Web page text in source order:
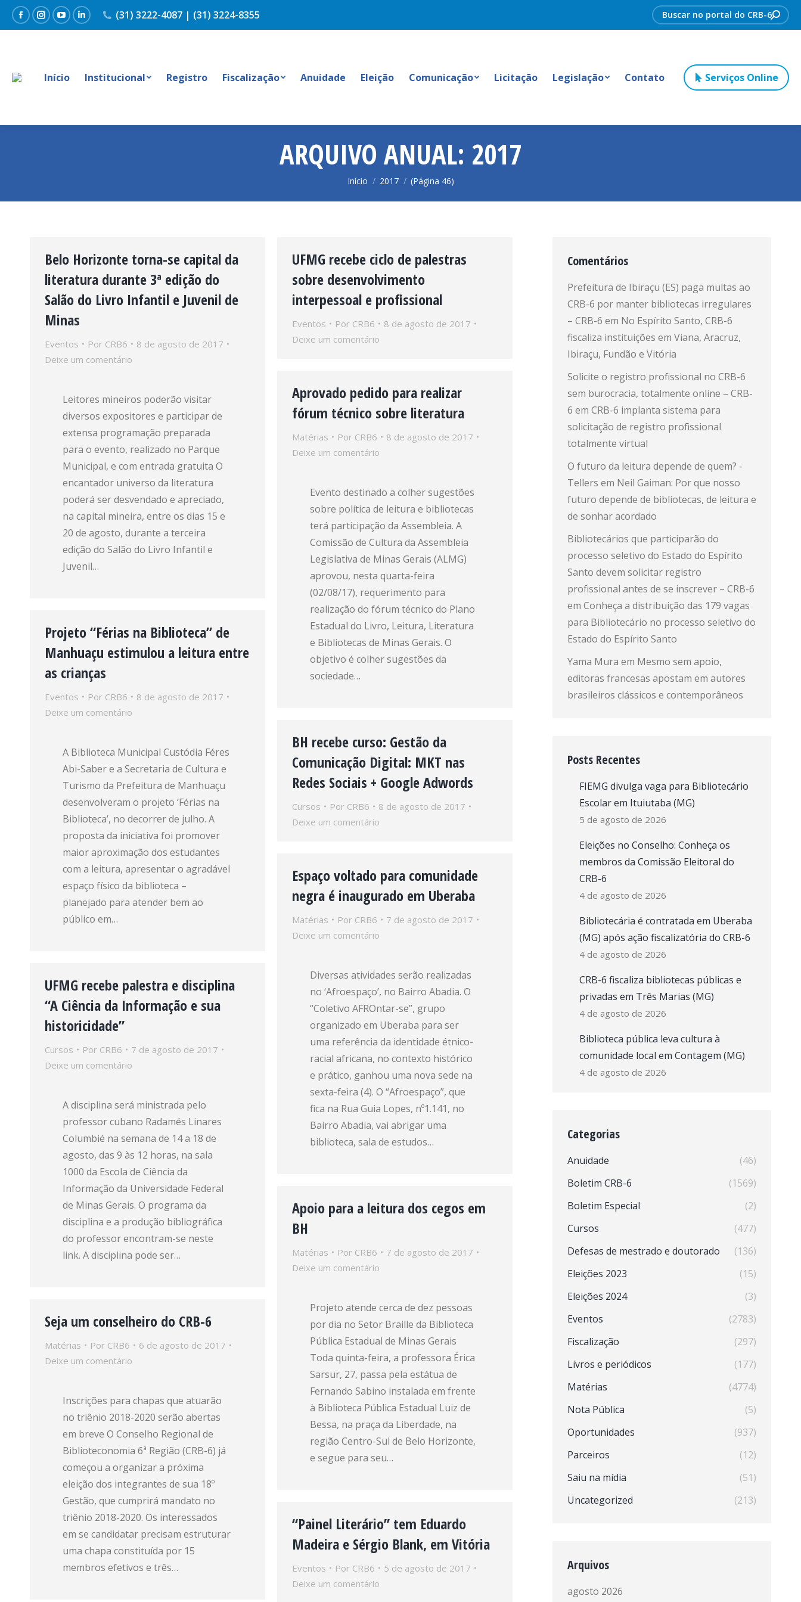
FacebookInstagram
YouTubeLinkedin
(31) 3222-4087 | (31) 3224-8355 Search:
Início Institucional Registro Fiscalização Anuidade Eleição Comunicação Licitação Legislação Contato Serviços Online
ARQUIVO ANUAL: 2017
Você está aqui:
Início 2017 (Página 46)
Belo Horizonte torna-se capital da
literatura durante 3ª edição do
Salão do Livro Infantil e Juvenil de
Minas
Eventos Por CRB6
8 de agosto de 2017
Deixe um comentário
Leitores mineiros poderão visitar
diversos expositores e participar de
extensa programação preparada
para o evento, realizado no Parque
Municipal, e com entrada gratuita O
encantador universo da literatura
poderá ser desvendado e apreciado,
na capital mineira, entre os dias 15 e
20 de agosto, durante a terceira
edição do Salão do Livro Infantil e
Juvenil…
UFMG recebe ciclo de palestras
sobre desenvolvimento
interpessoal e profissional
Eventos Por CRB6
8 de agosto de 2017
Deixe um comentário
Aprovado pedido para realizar
fórum técnico sobre literatura
Matérias Por CRB6
8 de agosto de 2017
Deixe um comentário
Evento destinado a colher sugestões
sobre política de leitura e bibliotecas
terá participação da Assembleia. A
Comissão de Cultura da Assembleia
Legislativa de Minas Gerais (ALMG)
aprovou, nesta quarta-feira
(02/08/17), requerimento para
realização do fórum técnico do Plano
Estadual do Livro, Leitura, Literatura
e Bibliotecas de Minas Gerais. O
objetivo é colher sugestões da
sociedade…
Projeto “Férias na Biblioteca” de
Manhuaçu estimulou a leitura entre
as crianças
Eventos Por CRB6
8 de agosto de 2017
Deixe um comentário
A Biblioteca Municipal Custódia Féres
Abi-Saber e a Secretaria de Cultura e
Turismo da Prefeitura de Manhuaçu
desenvolveram o projeto ‘Férias na
Biblioteca’, no decorrer de julho. A
proposta da iniciativa foi promover
maior aproximação dos estudantes
com a leitura, apresentar o agradável
espaço físico da biblioteca –
planejado para atender bem ao
público em…
BH recebe curso: Gestão da
Comunicação Digital: MKT nas
Redes Sociais + Google Adwords
Cursos Por CRB6
8 de agosto de 2017
Deixe um comentário
Espaço voltado para comunidade
negra é inaugurado em Uberaba
Matérias Por CRB6
7 de agosto de 2017
Deixe um comentário
Diversas atividades serão realizadas
no ‘Afroespaço’, no Bairro Abadia. O
“Coletivo AFROntar-se”, grupo
organizado em Uberaba para ser
uma referência da identidade étnico-
racial africana, no contexto histórico
e prático, ganhou uma nova sede na
sexta-feira (4). O “Afroespaço”, que
fica na Rua Guia Lopes, nº1.141, no
Bairro Abadia, vai abrigar uma
biblioteca, sala de estudos…
UFMG recebe palestra e disciplina
“A Ciência da Informação e sua
historicidade”
Cursos Por CRB6
7 de agosto de 2017
Deixe um comentário
A disciplina será ministrada pelo
professor cubano Radamés Linares
Columbié na semana de 14 a 18 de
agosto, das 9 às 12 horas, na sala
1000 da Escola de Ciência da
Informação da Universidade Federal
de Minas Gerais. O programa da
disciplina e a produção bibliográfica
do professor encontram-se neste
link. A disciplina pode ser…
Apoio para a leitura dos cegos em
BH
Matérias Por CRB6
7 de agosto de 2017
Deixe um comentário
Projeto atende cerca de dez pessoas
por dia no Setor Braille da Biblioteca
Pública Estadual de Minas Gerais
Toda quinta-feira, a professora Érica
Sarsur, 27, passa pela estátua de
Fernando Sabino instalada em frente
à Biblioteca Pública Estadual Luiz de
Bessa, na praça da Liberdade, na
região Centro-Sul de Belo Horizonte,
e segue para seu…
Seja um conselheiro do CRB-6
Matérias Por CRB6
6 de agosto de 2017
Deixe um comentário
Inscrições para chapas que atuarão
no triênio 2018-2020 serão abertas
em breve O Conselho Regional de
Biblioteconomia 6ª Região (CRB-6) já
começou a organizar a próxima
eleição dos integrantes de sua 18º
Gestão, que cumprirá mandato no
triênio 2018-2020. Os interessados
em se candidatar precisam estruturar
uma chapa constituída por 15
membros efetivos e três…
“Painel Literário” tem Eduardo
Madeira e Sérgio Blank, em Vitória
Eventos Por CRB6
5 de agosto de 2017
Deixe um comentário
Comentários
Prefeitura de Ibiraçu (ES) paga multas ao
CRB-6 por manter bibliotecas irregulares
– CRB-6 em No Espírito Santo, CRB-6
fiscaliza instituições em Viana, Aracruz,
Ibiraçu, Fundão e Vitória
Solicite o registro profissional no CRB-6
sem burocracia, totalmente online – CRB-
6 em CRB-6 implanta sistema para
solicitação de registro profissional
totalmente virtual
O futuro da leitura depende de quem? -
Tellers em Neil Gaiman: Por que nosso
futuro depende de bibliotecas, de leitura e
de sonhar acordado
Bibliotecários que participarão do
processo seletivo do Estado do Espírito
Santo devem solicitar registro
profissional antes de se inscrever – CRB-6
em Conheça a distribuição das 179 vagas
para Bibliotecário no processo seletivo do
Estado do Espírito Santo
Yama Mura em Mesmo sem apoio,
editoras francesas apostam em autores
brasileiros clássicos e contemporâneos
Posts Recentes
FIEMG divulga vaga para Bibliotecário
Escolar em Ituiutaba (MG)
5 de agosto de 2026
Eleições no Conselho: Conheça os
membros da Comissão Eleitoral do
CRB-6
4 de agosto de 2026
Bibliotecária é contratada em Uberaba
(MG) após ação fiscalizatória do CRB-6
4 de agosto de 2026
CRB-6 fiscaliza bibliotecas públicas e
privadas em Três Marias (MG)
4 de agosto de 2026
Biblioteca pública leva cultura à
comunidade local em Contagem (MG)
4 de agosto de 2026
Categorias
Anuidade
(46)
Boletim CRB-6
(1569)
Boletim Especial
(2)
Cursos
(477)
Defesas de mestrado e doutorado
(136)
Eleições 2023
(15)
Eleições 2024
(3)
Eventos
(2783)
Fiscalização
(297)
Livros e periódicos
(177)
Matérias
(4774)
Nota Pública
(5)
Oportunidades
(937)
Parceiros
(12)
Saiu na mídia
(51)
Uncategorized
(213)
Arquivos
agosto 2026